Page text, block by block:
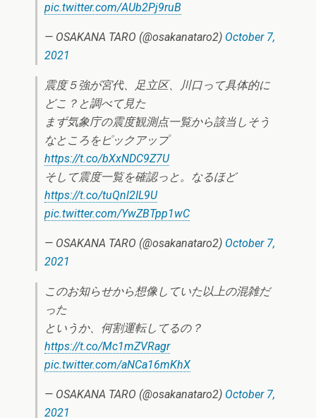
pic.twitter.com/AUb2Pj9ruB
— OSAKANA TARO (@osakanataro2) October 7,
2021
震度５強が宮代、足立区、川口って具体的に
どこ？と調べて見た
まず気象庁の震度観測点一覧から該当しそう
なところをピックアップ
https://t.co/bXxNDC9Z7U
そして震度一覧を確認っと。なるほど
https://t.co/tuQnl2IL9U
pic.twitter.com/YwZBTpp1wC
— OSAKANA TARO (@osakanataro2) October 7,
2021
このお知らせから想像していた以上の混雑だ
った
というか、何割運転してるの？
https://t.co/Mc1mZVRagr
pic.twitter.com/aNCa16mKhX
— OSAKANA TARO (@osakanataro2) October 7,
2021